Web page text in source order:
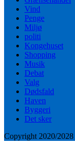
Vind
Penge
Miljø
politi
Kongehuset
Shopping
Musik
Debat
Valg
Dødsfald
Haven
Byggeri
Det sker
Copyright 2020/